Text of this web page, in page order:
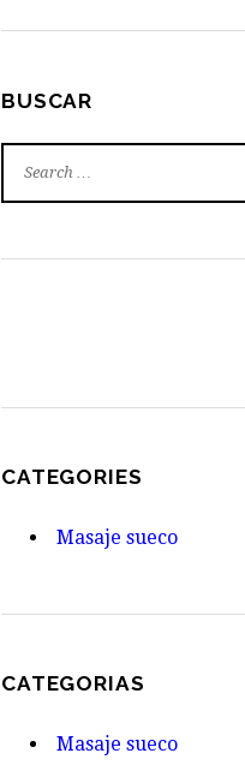
BUSCAR
CATEGORIES
Masaje sueco
CATEGORIAS
Masaje sueco